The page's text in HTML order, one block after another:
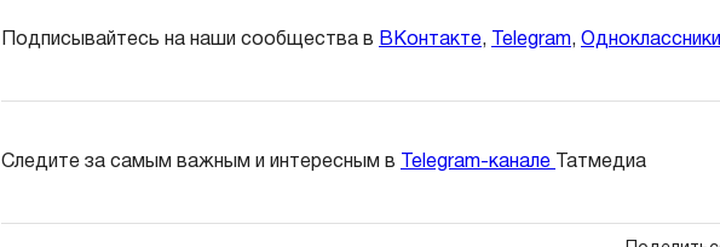
Подписывайтесь на наши сообщества в ВКонтакте, Telegram, Одноклассники
Следите за самым важным и интересным в Telegram-канале Татмедиа